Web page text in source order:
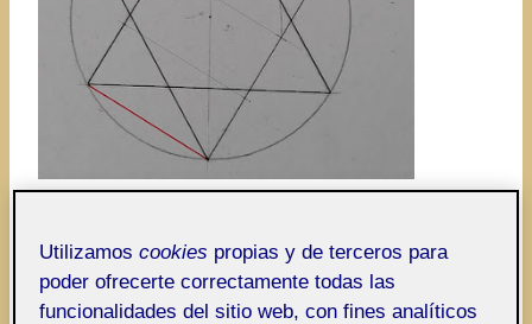
Cuando se inscribe en una circunferencia, esta
pasa por todos sus vértices. Está muy relacionado
con el triángulo equilátero, pues se puede dividir
Utilizamoscookies propias y de terceros para
poder ofrecerte correctamente todas las
funcionalidades del sitio web, con fines analíticos